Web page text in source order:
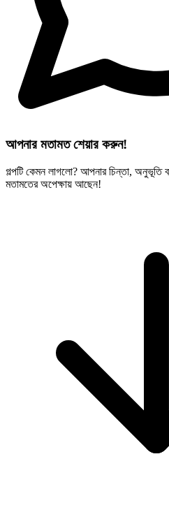
আপনার মতামত শেয়ার করুন!
গল্পটি কেমন লাগলো? আপনার চিন্তা, অনুভূতি
মতামতের অপেক্ষায় আছেন!